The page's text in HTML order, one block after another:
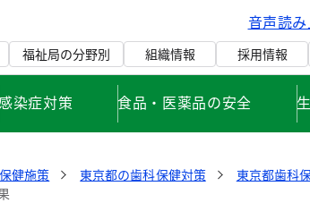
音声読
福祉局の分野別 組織情報 採用情報
感染症対策 食品・医薬品の安全
健施策 東京都の歯科保健対策
東京都歯科